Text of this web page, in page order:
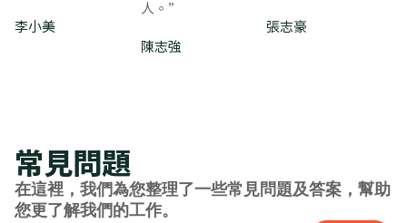
李小美
人。”
陳志強
張志豪
常見問題
在這裡，我們為您整理了一些常見問題及答案，幫助
您更了解我們的工作。